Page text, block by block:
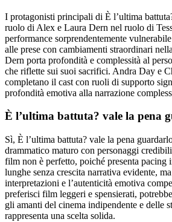
I protagonisti principali di È l’ultima
ruolo di Alex e Laura Dern nel ruolo di
performance sorprendentemente
alle prese con cambiamenti straordinari
Dern porta profondità e complessità al
che riflette sui suoi sacrifici. Andra Day e
completano il cast con ruoli di supporto
profondità emotiva alla narrazione
È l’ultima battuta? vale la pena
Sì, È l’ultima battuta? vale la pena
drammatico maturo con personaggi
film non è perfetto, poiché presenta pacing
lunghe senza crescita narrativa evidente,
interpretazioni e l’autenticità emotiva
preferisci film leggeri e spensierati,
gli amanti del cinema indipendente e delle
rappresenta una scelta solida.